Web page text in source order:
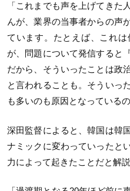
「これまでも声を上げてきた
んが、業界の当事者からの声
ています。たとえば、これ
が、問題について発信すると
だから、そういったことは政
と言われることも。そういっ
も多いのも原因となっている
深田監督によると、韓国は韓
ナミックに変わっていったと
力によって起きたことだと解説